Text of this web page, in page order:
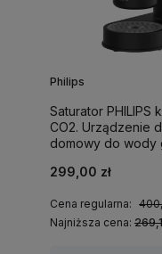
Philips
Saturator PHILIPS
CO2. Urządzenie
domowy do wody
299,00 zł
Cena regularna:
Najniższa cena: